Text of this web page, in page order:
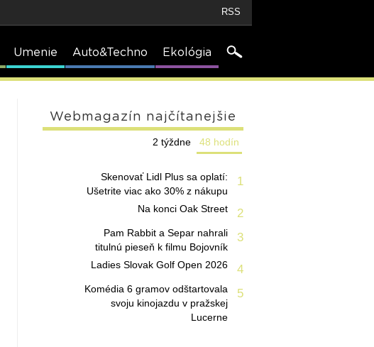
RSS
Umenie Auto&Techno Ekológia
Webmagazín najčítanejšie
48 hodín
2 týždne
1
Skenovať Lidl Plus sa oplatí:
Ušetrite viac ako 30% z nákupu
2
Na konci Oak Street
3
Pam Rabbit a Separ nahrali
titulnú pieseň k filmu Bojovník
4
Ladies Slovak Golf Open 2026
5
Komédia 6 gramov odštartovala
svoju kinojazdu v pražskej
Lucerne